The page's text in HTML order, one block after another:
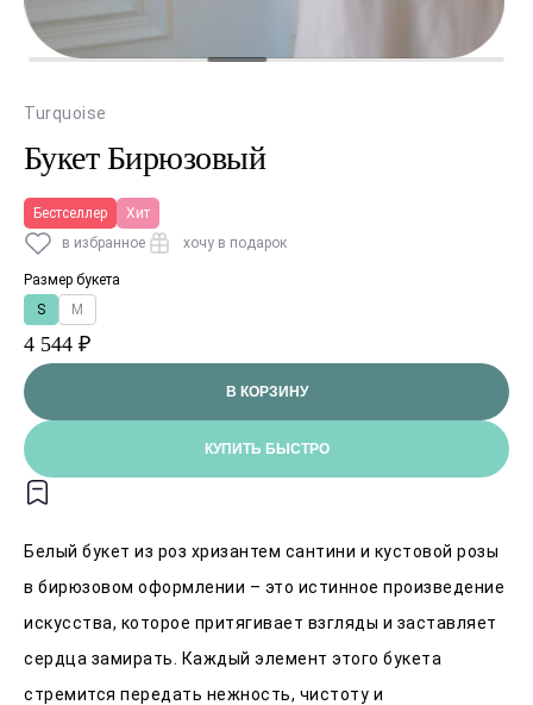
Turquoise
Букет Бирюзовый
Бестселлер
Хит
в избранное
хочу в подарок
Размер букета
S
M
4 544 ₽
В КОРЗИНУ
КУПИТЬ БЫСТРО
Белый букет из роз хризантем сантини и кустовой розы
в бирюзовом оформлении – это истинное произведение
искусства, которое притягивает взгляды и заставляет
сердца замирать. Каждый элемент этого букета
стремится передать нежность, чистоту и